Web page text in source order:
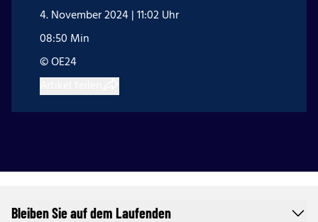
4. November 2024 | 11:02 Uhr
08:50 Min
© OE24
Bleiben Sie auf dem Laufenden